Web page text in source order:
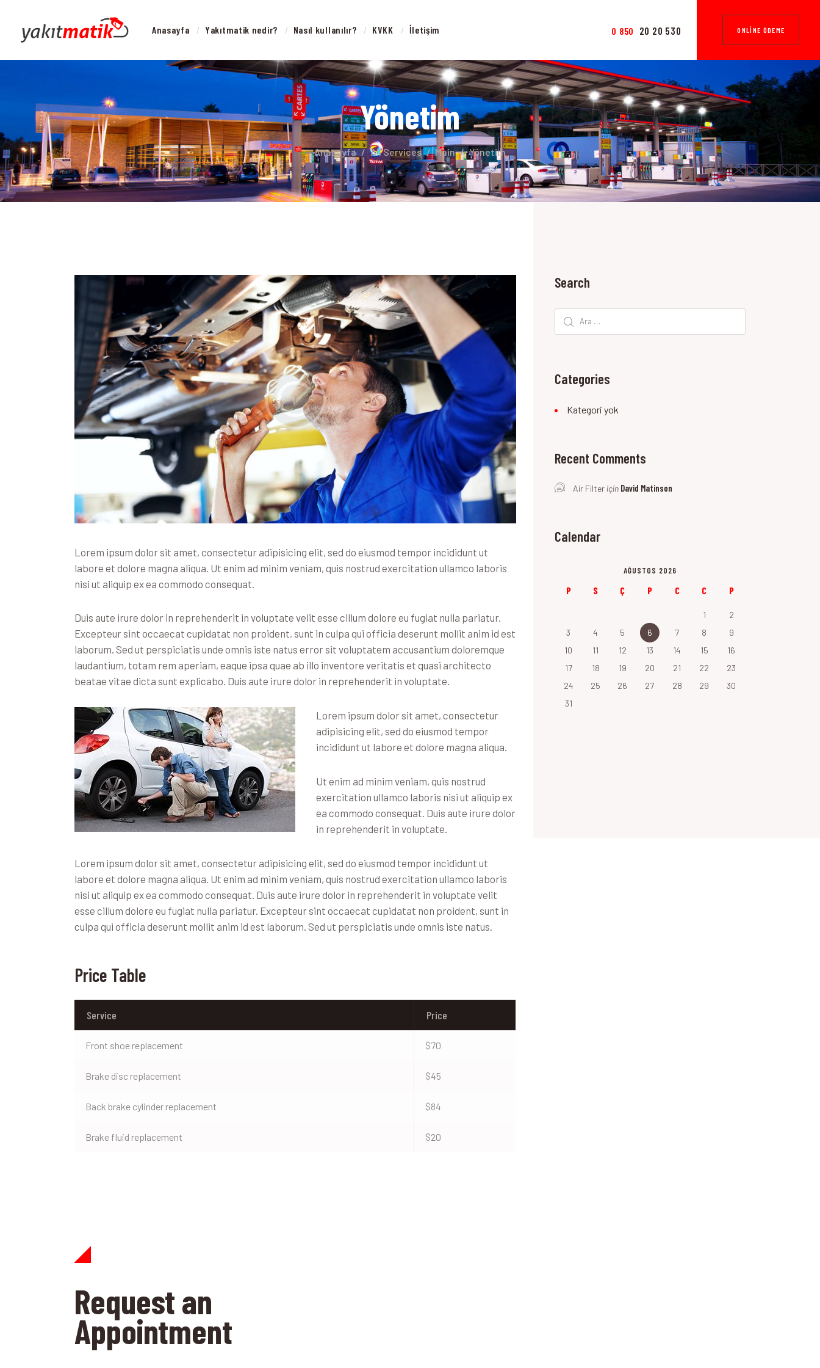
Anasayfa Yakıtmatik nedir? Nasıl kullanılır? KVKK İletişim 0 850 20 20 530 ONLINE ÖDEME
Yönetim
Anasayfa All Services Main Yönetim
NASIL KULLANILIR?
KVKK
İLETIŞIM
Lorem ipsum dolor sit amet, consectetur adipisicing elit, sed do eiusmod tempor incididunt ut
labore et dolore magna aliqua. Ut enim ad minim veniam, quis nostrud exercitation ullamco laboris
nisi ut aliquip ex ea commodo consequat.
Duis aute irure dolor in reprehenderit in voluptate velit esse cillum dolore eu fugiat nulla pariatur.
Excepteur sint occaecat cupidatat non proident, sunt in culpa qui officia deserunt mollit anim id est
laborum. Sed ut perspiciatis unde omnis iste natus error sit voluptatem accusantium doloremque
laudantium, totam rem aperiam, eaque ipsa quae ab illo inventore veritatis et quasi architecto
beatae vitae dicta sunt explicabo. Duis aute irure dolor in reprehenderit in voluptate.
Lorem ipsum dolor sit amet, consectetur
adipisicing elit, sed do eiusmod tempor
incididunt ut labore et dolore magna aliqua.
Ut enim ad minim veniam, quis nostrud
exercitation ullamco laboris nisi ut aliquip ex
ea commodo consequat. Duis aute irure dolor
in reprehenderit in voluptate.
Lorem ipsum dolor sit amet, consectetur adipisicing elit, sed do eiusmod tempor incididunt ut
labore et dolore magna aliqua. Ut enim ad minim veniam, quis nostrud exercitation ullamco laboris
nisi ut aliquip ex ea commodo consequat. Duis aute irure dolor in reprehenderit in voluptate velit
esse cillum dolore eu fugiat nulla pariatur. Excepteur sint occaecat cupidatat non proident, sunt in
culpa qui officia deserunt mollit anim id est laborum. Sed ut perspiciatis unde omnis iste natus.
Price Table
Service Price
Front shoe replacement $70
Brake disc replacement $45
Back brake cylinder replacement $84
Brake fluid replacement $20
Request an
Appointment
Search
Arama:
Categories
Kategori yok
Recent Comments
Air Filter için David Matinson
Calendar
AĞUSTOS 2026
P S Ç P C C P
1
2
3
4 5 6 7 8
9
10
11 12 13 14 15
16
17
18 19 20 21 22
23
24
25 26 27 28 29
30
31